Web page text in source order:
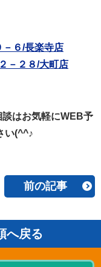
－６/長楽寺店
－２８/大町店
はお気軽にWEB予
い(^^♪
前の記事
へ戻る